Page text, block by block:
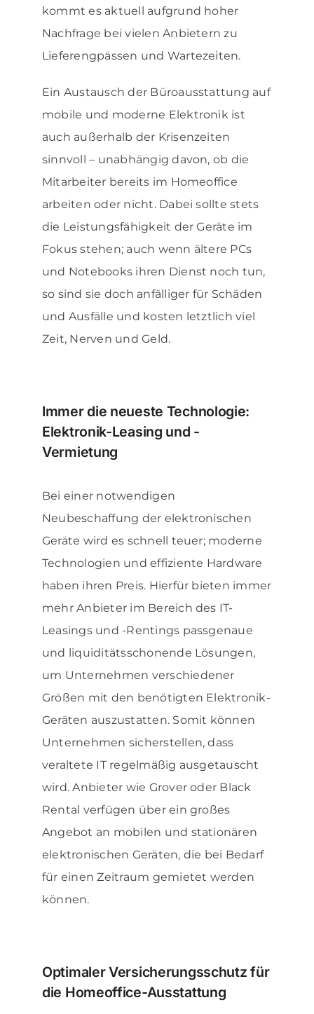
kommt es aktuell aufgrund hoher
Nachfrage bei vielen Anbietern zu
Lieferengpässen und Wartezeiten.
Ein Austausch der Büroausstattung auf
mobile und moderne Elektronik ist
auch außerhalb der Krisenzeiten
sinnvoll – unabhängig davon, ob die
Mitarbeiter bereits im Homeoffice
arbeiten oder nicht. Dabei sollte stets
die Leistungsfähigkeit der Geräte im
Fokus stehen; auch wenn ältere PCs
und Notebooks ihren Dienst noch tun,
so sind sie doch anfälliger für Schäden
und Ausfälle und kosten letztlich viel
Zeit, Nerven und Geld.
Immer die neueste Technologie:
Elektronik-Leasing und -
Vermietung
Bei einer notwendigen
Neubeschaffung der elektronischen
Geräte wird es schnell teuer; moderne
Technologien und effiziente Hardware
haben ihren Preis. Hierfür bieten immer
mehr Anbieter im Bereich des IT-
Leasings und -Rentings passgenaue
und liquiditätsschonende Lösungen,
um Unternehmen verschiedener
Größen mit den benötigten Elektronik-
Geräten auszustatten. Somit können
Unternehmen sicherstellen, dass
veraltete IT regelmäßig ausgetauscht
wird. Anbieter wie Grover oder Black
Rental verfügen über ein großes
Angebot an mobilen und stationären
elektronischen Geräten, die bei Bedarf
für einen Zeitraum gemietet werden
können.
Optimaler Versicherungsschutz für
die Homeoffice-Ausstattung